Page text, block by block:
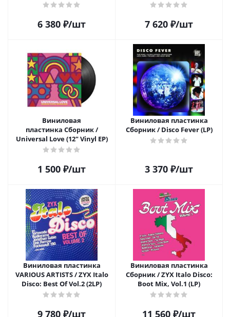
Club (2LP)
6 380 ₽/шт 7 620 ₽/шт
Виниловая
пластинка Сборник /
Universal Love (12" Vinyl EP)
1 500 ₽/шт
Виниловая пластинка
Сборник / Disco Fever (LP)
3 370 ₽/шт
Виниловая пластинка
VARIOUS ARTISTS / ZYX Italo
Disco: Best Of Vol.2 (2LP)
9 780 ₽/шт
Виниловая пластинка
Сборник / ZYX Italo Disco:
Boot Mix, Vol.1 (LP)
11 560 ₽/шт